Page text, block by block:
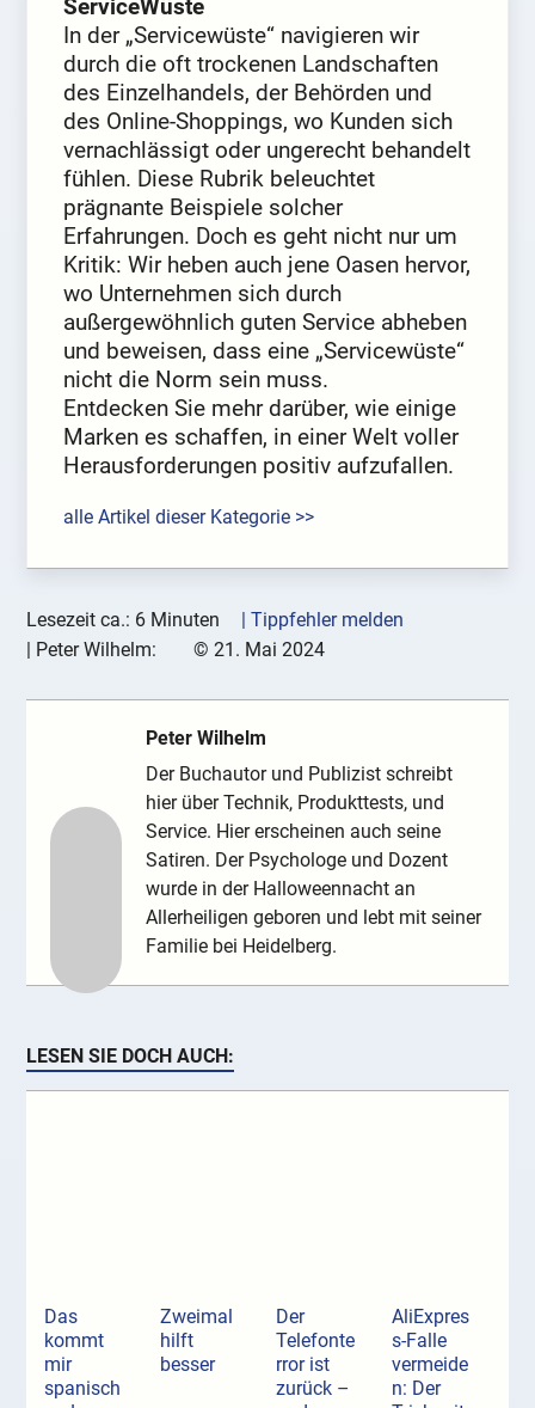
ServiceWüste
In der „Servicewüste“ navigieren wir
durch die oft trockenen Landschaften
des Einzelhandels, der Behörden und
des Online-Shoppings, wo Kunden sich
vernachlässigt oder ungerecht behandelt
fühlen. Diese Rubrik beleuchtet
prägnante Beispiele solcher
Erfahrungen. Doch es geht nicht nur um
Kritik: Wir heben auch jene Oasen hervor,
wo Unternehmen sich durch
außergewöhnlich guten Service abheben
und beweisen, dass eine „Servicewüste“
nicht die Norm sein muss.
Entdecken Sie mehr darüber, wie einige
Marken es schaffen, in einer Welt voller
Herausforderungen positiv aufzufallen.
alle Artikel dieser Kategorie >>
Lesezeit ca.: 6 Minuten
| Tippfehler melden
Peter Wilhelm: © 21. Mai 2024
Peter Wilhelm
Der Buchautor und Publizist schreibt
hier über Technik, Produkttests, und
Service. Hier erscheinen auch seine
Satiren. Der Psychologe und Dozent
wurde in der Halloweennacht an
Allerheiligen geboren und lebt mit seiner
Familie bei Heidelberg.
LESEN SIE DOCH AUCH:
Das
kommt
mir
spanisch
Zweimal
hilft
besser
Der
Telefonte
rror ist
zurück –
AliExpres
s-Falle
vermeide
n: Der